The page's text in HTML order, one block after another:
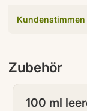
Kundenstimmen
Zubehör
100 ml